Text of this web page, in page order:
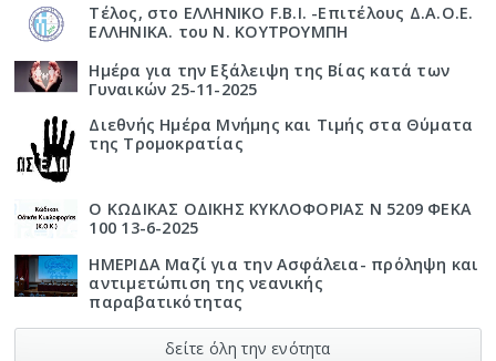
Τέλος, στο ΕΛΛΗΝΙΚΟ F.B.I. -Επιτέλους Δ.Α.Ο.Ε.
ΕΛΛΗΝΙΚΑ. του Ν. ΚΟΥΤΡΟΥΜΠΗ
Ημέρα για την Εξάλειψη της Βίας κατά των
Γυναικών 25-11-2025
Διεθνής Ημέρα Μνήμης και Τιμής στα Θύματα
της Τρομοκρατίας
Ο ΚΩΔΙΚΑΣ ΟΔΙΚΗΣ ΚΥΚΛΟΦΟΡΙΑΣ Ν 5209 ΦΕΚΑ
100 13-6-2025
ΗΜΕΡΙΔΑ Μαζί για την Ασφάλεια- πρόληψη και
αντιμετώπιση της νεανικής
παραβατικότητας
δείτε όλη την ενότητα